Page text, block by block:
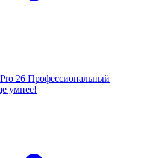
26 Профессиональный
умнее!